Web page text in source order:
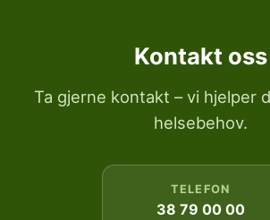
Kontakt oss
Ta gjerne kontakt – vi hjelper
helsebehov.
TELEFON
38 79 00 00